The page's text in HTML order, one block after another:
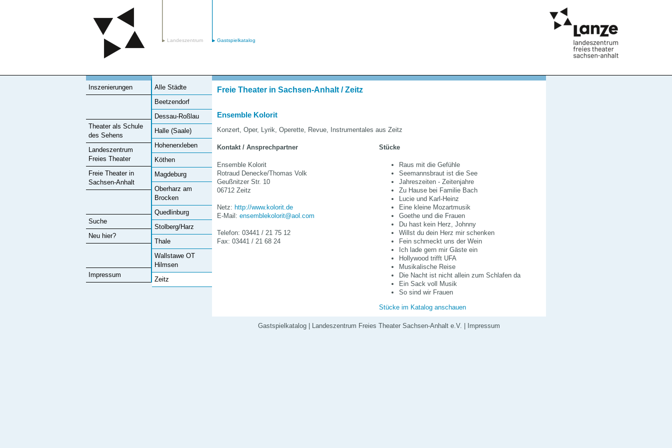
Landeszentrum Gastspielkatalog
Inszenierungen
Theater als Schule
des Sehens
Landeszentrum
Freies Theater
Freie Theater in
Sachsen-Anhalt
Suche
Neu hier?
Impressum
Alle Städte
Beetzendorf
Dessau-Roßlau
Halle (Saale)
Hohenerxleben
Köthen
Magdeburg
Oberharz am
Brocken
Quedlinburg
Stolberg/Harz
Thale
Wallstawe OT
Hilmsen
Zeitz
Freie Theater in Sachsen-Anhalt / Zeitz
Ensemble Kolorit
Konzert, Oper, Lyrik, Operette, Revue, Instrumentales aus Zeitz
Kontakt / Ansprechpartner
Ensemble Kolorit
Rotraud Denecke/Thomas Volk
Geußnitzer Str. 10
06712 Zeitz
Netz: http://www.kolorit.de
E-Mail: ensemblekolorit@aol.com
Telefon: 03441 / 21 75 12
Fax: 03441 / 21 68 24
Stücke
Raus mit die Gefühle
Seemannsbraut ist die See
Jahreszeiten - Zeitenjahre
Zu Hause bei Familie Bach
Lucie und Karl-Heinz
Eine kleine Mozartmusik
Goethe und die Frauen
Du hast kein Herz, Johnny
Willst du dein Herz mir schenken
Fein schmeckt uns der Wein
Ich lade gern mir Gäste ein
Hollywood trifft UFA
Musikalische Reise
Die Nacht ist nicht allein zum Schlafen da
Ein Sack voll Musik
So sind wir Frauen
Stücke im Katalog anschauen
Gastspielkatalog Landeszentrum Freies Theater Sachsen-Anhalt e.V. Impressum